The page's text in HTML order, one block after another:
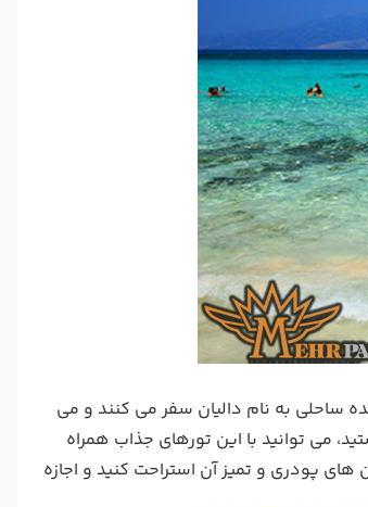
ساحلی به نام دالیان سفر می کنند و می
می توانید با این تورهای جذاب همراه
پودری و تمیز آن استراحت کنید و اجازه